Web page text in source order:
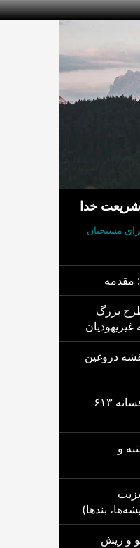
شریعت خدا
مسیحیان
مقدمه
۱: طرح بزرگ
۲: نقشه دروغین
ضمیمه ۱: افسانه ۶۱۳
ختنه و
۳: زیزیت
بندها)
۴: مو و ریش